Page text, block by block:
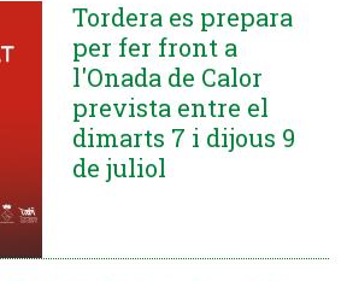
Tordera es prepara
per fer front a
l'Onada de Calor
prevista entre el
dimarts 7 i dijous 9
de juliol